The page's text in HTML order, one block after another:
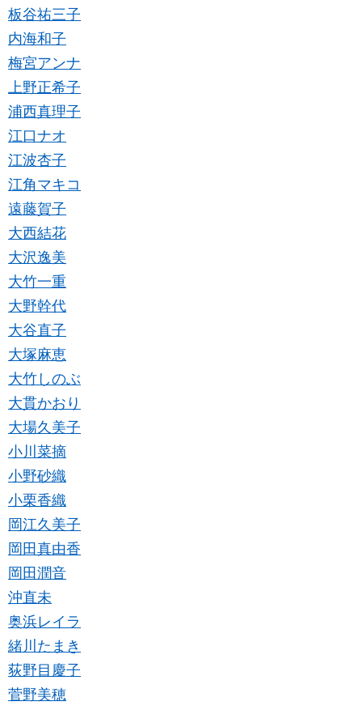
板谷祐三子
内海和子
梅宮アンナ
上野正希子
浦西真理子
江口ナオ
江波杏子
江角マキコ
遠藤賀子
大西結花
大沢逸美
大竹一重
大野幹代
大谷直子
大塚麻恵
大竹しのぶ
大貫かおり
大場久美子
小川菜摘
小野砂織
小栗香織
岡江久美子
岡田真由香
岡田潤音
沖直未
奥浜レイラ
緒川たまき
荻野目慶子
菅野美穂